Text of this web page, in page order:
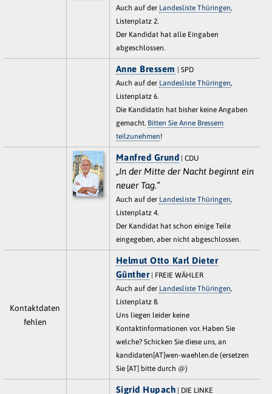
Auch auf der Landesliste Thüringen,
Listenplatz 2.
Der Kandidat hat alle Eingaben
abgeschlossen.
Anne Bressem
| SPD
Auch auf der Landesliste Thüringen,
Listenplatz 6.
Die Kandidatin hat bisher keine Angaben
gemacht. Bitten Sie Anne Bressem
teilzunehmen!
Manfred Grund | CDU
„In der Mitte der Nacht beginnt ein
neuer Tag.“
Auch auf der Landesliste Thüringen,
Listenplatz 4.
Der Kandidat hat schon einige Teile
eingegeben, aber nicht abgeschlossen.
Kontaktdaten
fehlen
Helmut Otto Karl Dieter
Günther| FREIE WÄHLER
Auch auf der Landesliste Thüringen,
Listenplatz 8.
Uns liegen leider keine
Kontaktinformationen vor. Haben Sie
welche? Schicken Sie diese uns, an
kandidaten[AT]wen-waehlen.de (ersetzen
Sie [AT] bitte durch @)
Sigrid Hupach | DIE LINKE